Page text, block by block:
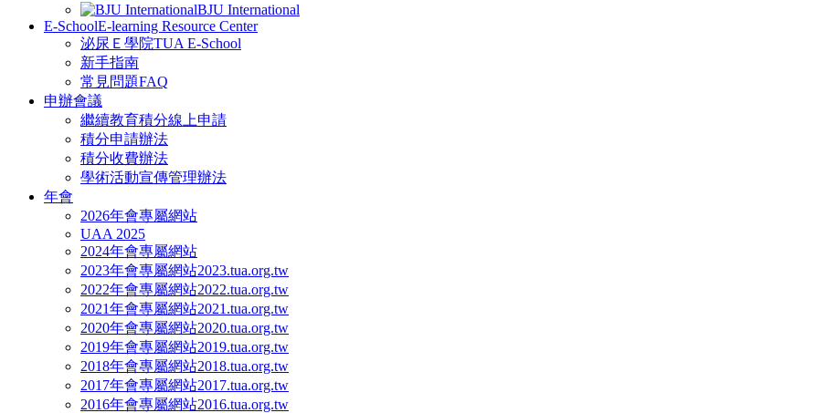
BJU International
E-SchoolE-learning Resource Center
泌尿Ｅ學院TUA E-School
新手指南
常見問題FAQ
申辦會議
繼續教育積分線上申請
積分申請辦法
積分收費辦法
學術活動宣傳管理辦法
年會
2026年會專屬網站
UAA 2025
2024年會專屬網站
2023年會專屬網站2023.tua.org.tw
2022年會專屬網站2022.tua.org.tw
2021年會專屬網站2021.tua.org.tw
2020年會專屬網站2020.tua.org.tw
2019年會專屬網站2019.tua.org.tw
2018年會專屬網站2018.tua.org.tw
2017年會專屬網站2017.tua.org.tw
2016年會專屬網站2016.tua.org.tw